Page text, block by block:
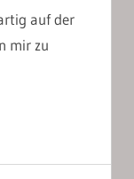
auf der
mir zu